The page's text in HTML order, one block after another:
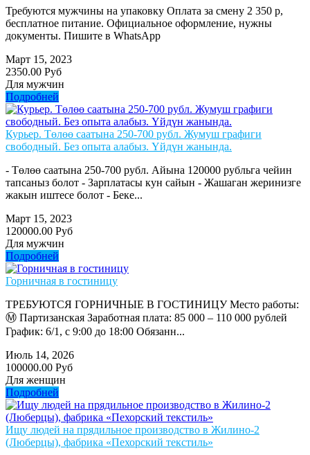
Требуются мужчины на упаковку Оплата за смену 2 350 р,
бесплатное питание. Официальное оформление, нужны
документы. Пишите в WhatsApp
Март 15, 2023
2350.00 Руб
Для мужчин
Подробней
Курьер. Төлөө саатына 250-700 рубл. Жумуш графиги
свободный. Без опыта алабыз. Үйдүн жанында.
- Төлөө саатына 250-700 рубл. Айына 120000 рубльга чейин
тапсаныз болот - Зарплатасы кун сайын - Жашаган жеринизге
жакын иштесе болот - Беке...
Март 15, 2023
120000.00 Руб
Для мужчин
Подробней
Горничная в гостиницу
ТРЕБУЮТСЯ ГОРНИЧНЫЕ В ГОСТИНИЦУ Место работы:
Ⓜ️ Партизанская Заработная плата: 85 000 – 110 000 рублей
График: 6/1, с 9:00 до 18:00 Обязанн...
Июль 14, 2026
100000.00 Руб
Для женщин
Подробней
Ищу людей на прядильное производство в Жилино-2
(Люберцы), фабрика «Пехорский текстиль»